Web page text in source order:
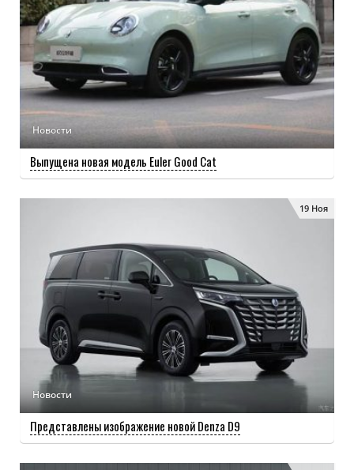
Новости
Выпущена новая модель Euler Good Cat
Новости
19 Ноя
Представлены изображение новой Denza D9